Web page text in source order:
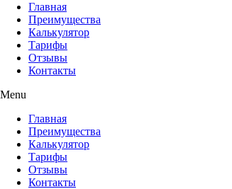
Главная
Преимущества
Калькулятор
Тарифы
Отзывы
Контакты
Menu
Главная
Преимущества
Калькулятор
Тарифы
Отзывы
Контакты